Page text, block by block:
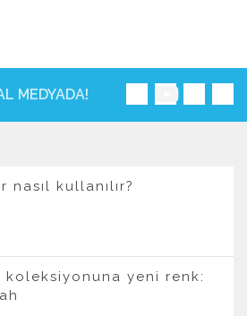
MEDYADA!
nasıl kullanılır?
koleksiyonuna yeni renk: